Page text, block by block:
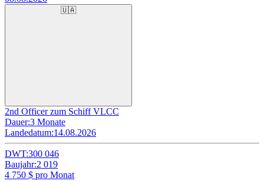
🇺🇦
2nd Officer zum Schiff VLCC
Dauer:3 Monate
Landedatum:14.08.2026
DWT:300 046
Baujahr:2 019
4 750 $ pro Monat